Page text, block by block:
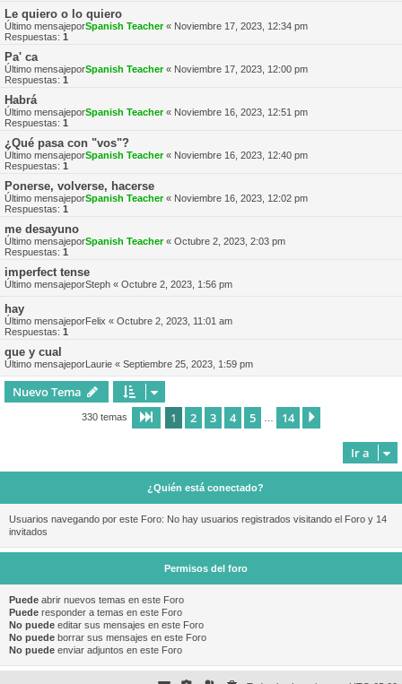
Le quiero o lo quiero
Último mensajeporSpanish Teacher« Noviembre 17, 2023, 12:34 pm
Respuestas: 1
Pa' ca
Último mensajeporSpanish Teacher« Noviembre 17, 2023, 12:00 pm
Respuestas: 1
Habrá
Último mensajeporSpanish Teacher« Noviembre 16, 2023, 12:51 pm
Respuestas: 1
¿Qué pasa con "vos"?
Último mensajeporSpanish Teacher« Noviembre 16, 2023, 12:40 pm
Respuestas: 1
Ponerse, volverse, hacerse
Último mensajeporSpanish Teacher« Noviembre 16, 2023, 12:02 pm
Respuestas: 1
me desayuno
Último mensajeporSpanish Teacher« Octubre 2, 2023, 2:03 pm
Respuestas: 1
imperfect tense
Último mensajeporSteph « Octubre 2, 2023, 1:56 pm
hay
Último mensajeporFelix « Octubre 2, 2023, 11:01 am
Respuestas: 1
que y cual
Último mensajeporLaurie « Septiembre 25, 2023, 1:59 pm
Nuevo Tema
330 temas Página de 14
1 2 3 4 5 14
Ir a
¿Quién está conectado?
Usuarios navegando por este Foro: No hay usuarios registrados visitando el Foro y 14
invitados
Permisos del foro
Puede abrir nuevos temas en este Foro
Puede responder a temas en este Foro
No puede editar sus mensajes en este Foro
No puede borrar sus mensajes en este Foro
No puede enviar adjuntos en este Foro